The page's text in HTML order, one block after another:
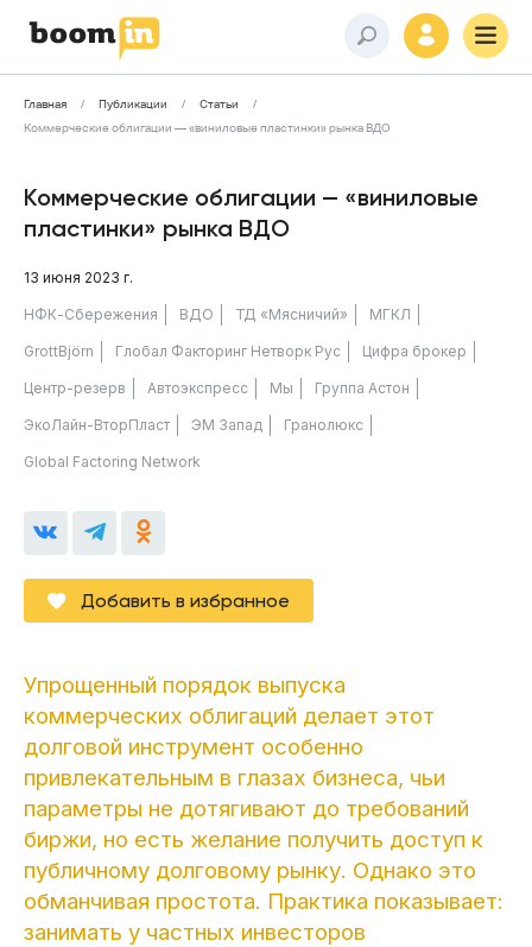
Главная Публикации
Статьи
Коммерческие облигации — «виниловые пластинки» рынка ВДО
Коммерческие облигации — «виниловые
пластинки» рынка ВДО
13 июня 2023 г.
НФК-Сбережения ВДО ТД «Мясничий» МГКЛ
GrottBjörn Глобал Факторинг Нетворк Рус Цифра брокер
Центр-резерв Автоэкспресс Мы Группа Астон
ЭкоЛайн-ВторПласт ЭМ Запад Гранолюкс
Global Factoring Network
Добавить в избранное
Упрощенный порядок выпуска
коммерческих облигаций делает этот
долговой инструмент особенно
привлекательным в глазах бизнеса, чьи
параметры не дотягивают до требований
биржи, но есть желание получить доступ к
публичному долговому рынку. Однако это
обманчивая простота. Практика показывает:
занимать у частных инвесторов